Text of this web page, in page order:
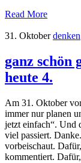
Read More
31. Oktober denken
ganz schön
heute 4.
Am 31. Oktober
immer nur planen
jetzt einfach“. Und
viel passiert.
vorbeischaut.
kommentiert.